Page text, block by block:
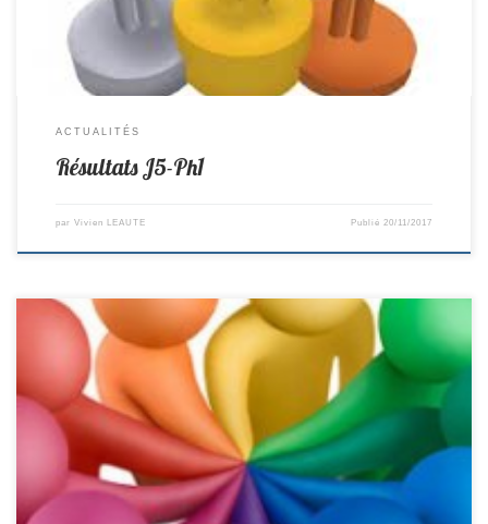
ACTUALITÉS
Résultats J5-Ph1
par Vivien LEAUTE Publié20/11/2017
Désolé, vous n’avez pas l’autorisation de voir cette entrée !